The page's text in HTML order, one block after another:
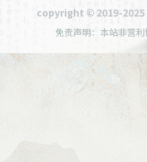
copyright © 2019-2025
免责声明：本站非营